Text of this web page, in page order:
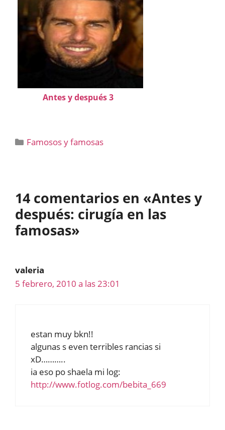
Antes y después 3
Categorías
Famosos y famosas
14 comentarios en «Antes y
después: cirugía en las
famosas»
valeria
5 febrero, 2010 a las 23:01
estan muy bkn!!
algunas s even terribles rancias si
xD………..
ia eso po shaela mi log:
http://www.fotlog.com/bebita_669